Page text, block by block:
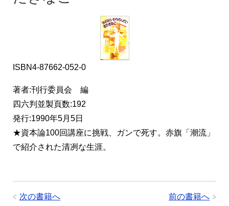
ISBN4-87662-052-0
著者:刊行委員会 編
四六判並製頁数:192
発行:1990年5月5日
★資本論100回講座に挑戦、ガンで死す。赤旗「潮流」
で紹介された清冽な生涯。
前の書籍へ
次の書籍へ